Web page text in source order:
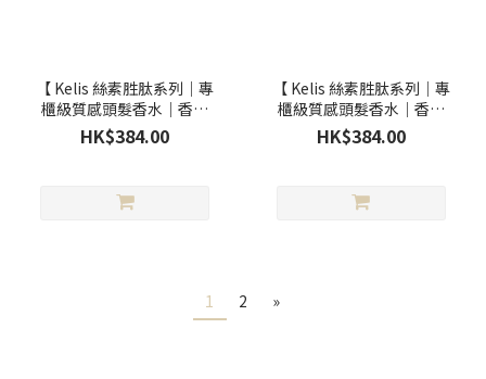
【 Kelis 絲素胜肽系列｜專
櫃級質感頭髮香水｜香髮
噴霧｜Peptide 】暮靄之
魂 Evening Soul
HK$384.00
【 Kelis 絲素胜肽系列｜專
櫃級質感頭髮香水｜香髮
噴霧 ｜Peptide】御殿香
壇 Royal Sandalwood
HK$384.00
1 2 »